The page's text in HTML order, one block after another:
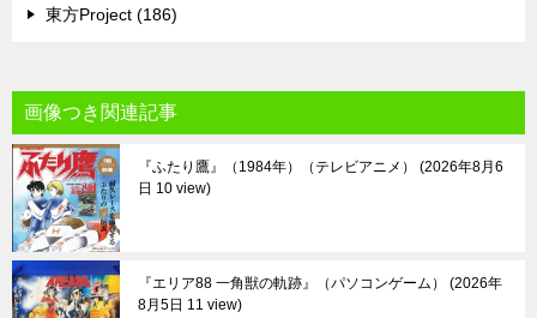
東方Project (186)
画像つき関連記事
『ふたり鷹』（1984年）（テレビアニメ）
2026年8月6
日 10 view
『エリア88 一角獣の軌跡』（パソコンゲーム）
2026年
8月5日 11 view